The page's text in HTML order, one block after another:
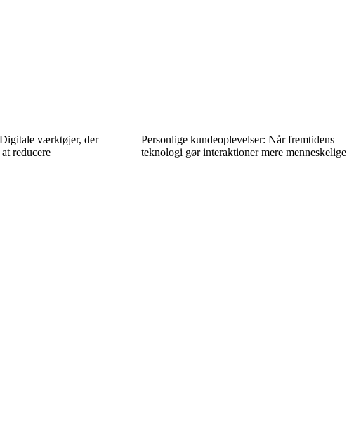
værktøjer, der
reducere
Personlige kundeoplevelser: Når fremtidens
teknologi gør interaktioner mere menneskelige